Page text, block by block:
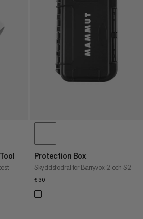
PRIS LÅGT TILL HÖGT
PRIS HÖG TILL LÅG
VAD ÄR NYTT
BETYG
Protection Box
Skyddsfodral för Barryvox 2 och S2
€30